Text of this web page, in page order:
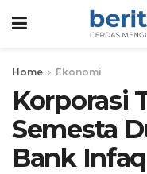
Home Ekonomi
Korporasi
Semesta
Bank Infaq